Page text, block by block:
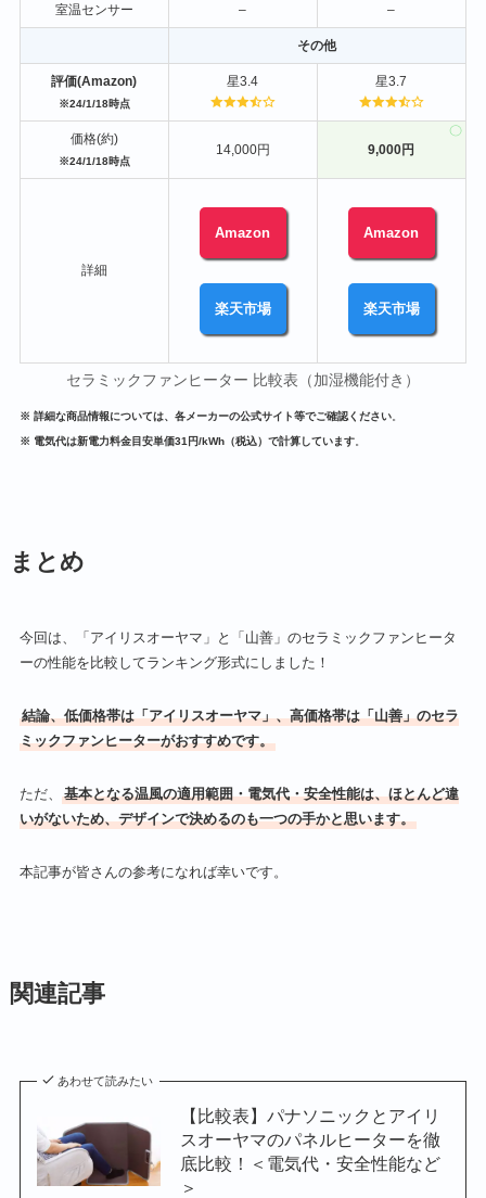
室温センサー – –
その他
評価(Amazon)
※24/1/18時点
星3.4 星3.7
価格(約)
※24/1/18時点
14,000円 9,000円
詳細
Amazon
楽天市場
Amazon
楽天市場
セラミックファンヒーター 比較表（加湿機能付き）
※ 詳細な商品情報については、各メーカーの公式サイト等でご確認ください。
※ 電気代は新電力料金目安単価31円/kWh（税込）で計算しています。
まとめ
今回は、「アイリスオーヤマ」と「山善」のセラミックファンヒータ
ーの性能を比較してランキング形式にしました！
結論、低価格帯は「アイリスオーヤマ」、高価格帯は「山善」のセラ
ミックファンヒーターがおすすめです。
ただ、
基本となる温風の適用範囲・電気代・安全性能は、ほとんど違
いがないため、デザインで決めるのも一つの手かと思います。
本記事が皆さんの参考になれば幸いです。
関連記事
あわせて読みたい
【比較表】パナソニックとアイリ
スオーヤマのパネルヒーターを徹
底比較！＜電気代・安全性能など
＞